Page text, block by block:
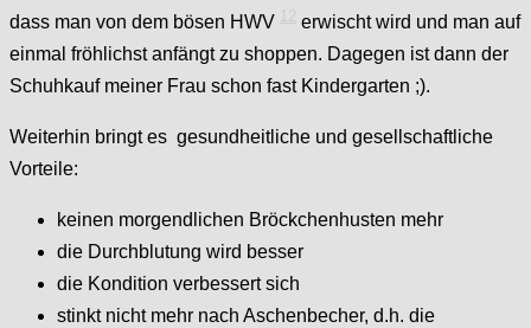
dass man von dem bösen HWV
erwischt wird und man auf
einmal fröhlichst anfängt zu shoppen. Dagegen ist dann der
Schuhkauf meiner Frau schon fast Kindergarten ;).
Weiterhin bringt es gesundheitliche und gesellschaftliche
Vorteile:
keinen morgendlichen Bröckchenhusten mehr
die Durchblutung wird besser
die Kondition verbessert sich
stinkt nicht mehr nach Aschenbecher, d.h. die